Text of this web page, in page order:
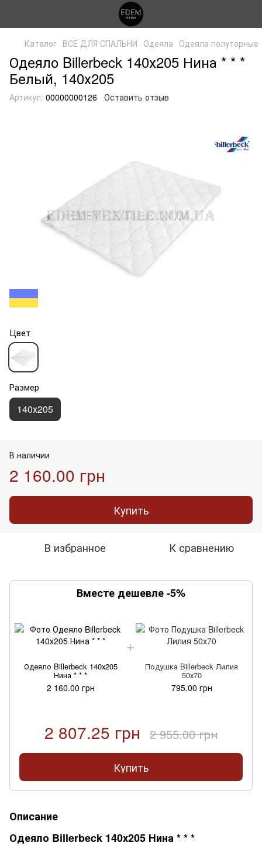
Каталог ВСЕ ДЛЯ СПАЛЬНИ Одеяла Одеяла полуторные
Одеяло Billerbeck 140х205 Нина * * *
Белый, 140х205
Артикул: 00000000126 Оставить отзыв
Цвет
Размер
140х205
В наличии
2 160.00 грн
Купить
В избранное К сравнению
Вместе дешевле -5%
Одеяло Billerbeck 140х205
Нина * * *
2 160.00 грн
Подушка Billerbeck Лилия
50х70
795.00 грн
2 807.25 грн 2 955.00 грн
Купить
Описание
Одеяло Billerbeck 140х205 Нина * * *